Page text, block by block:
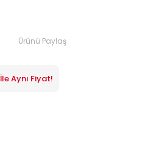
Ürünü Paylaş
Aynı Fiyat!